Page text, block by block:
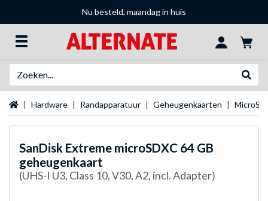
Nu besteld, maandag in huis
Startpagina
Hardware Randapparatuur Geheugenkaarten
SanDisk Extreme microSDXC 64 GB
geheugenkaart
(UHS-I U3, Class 10, V30, A2, incl. Adapter)